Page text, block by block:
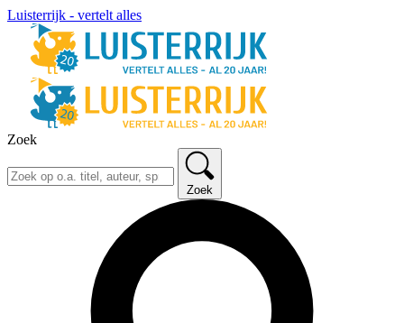
Luisterrijk - vertelt alles
Zoek
Zoek